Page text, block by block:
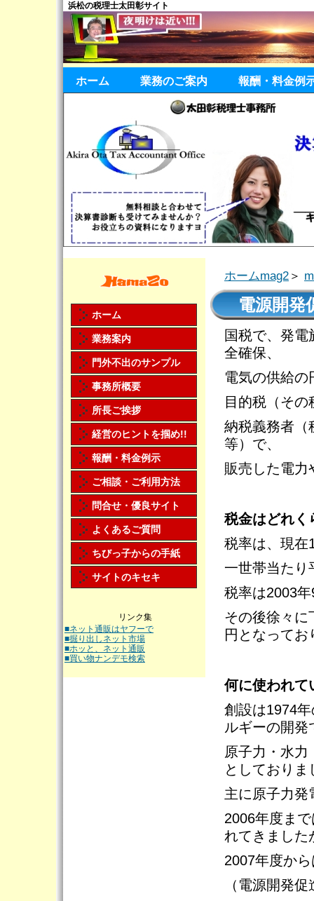
浜松の税理士太田彰サイト
ホーム 業務のご案内 報酬・料金例
ホームmag2 ＞
電源開発
国税で、発
全確保、
電気の供給の
目的税（そ
納税義務者（
等）で、
販売した電力
税金はどれく
税率は、現在
一世帯当たり
税率は2003
その後徐々
円となってお
何に使われて
創設は1974
ルギーの開発
原子力・水力
としておりま
主に原子力発
2006年度ま
れてきました
2007年度か
（電源開発
ホーム
業務案内
門外不出のサンプル
事務所概要
所長ご挨拶
経営のヒントを掴め!!
報酬・料金例示
ご相談・ご利用方法
問合せ・優良サイト
よくあるご質問
ちびっ子からの手紙
サイトのキセキ
リンク集
■ネット通販はヤフーで
■掘り出しネット市場
■ホッと、ネット通販
■買い物ナンデモ検索